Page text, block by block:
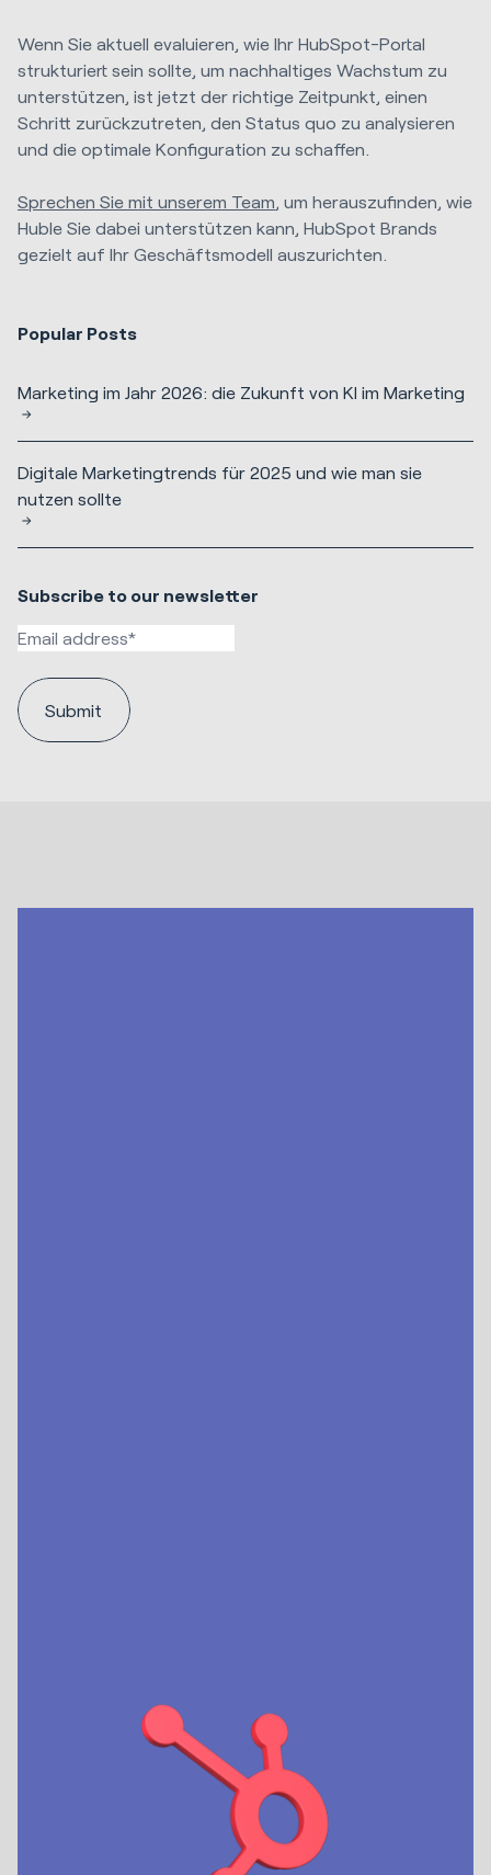
Wenn Sie aktuell evaluieren, wie Ihr HubSpot-Portal
strukturiert sein sollte, um nachhaltiges Wachstum zu
unterstützen, ist jetzt der richtige Zeitpunkt, einen
Schritt zurückzutreten, den Status quo zu analysieren
und die optimale Konfiguration zu schaffen.
Sprechen Sie mit unserem Team, um herauszufinden, wie
Huble Sie dabei unterstützen kann, HubSpot Brands
gezielt auf Ihr Geschäftsmodell auszurichten.
Popular Posts
Marketing im Jahr 2026: die Zukunft von KI im Marketing
Digitale Marketingtrends für 2025 und wie man sie
nutzen sollte
Subscribe to our newsletter